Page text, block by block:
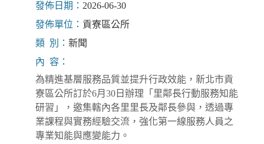
發佈日期： 2026-06-30
發佈單位： 貢寮區公所
類 別： 新聞
內 容：
為精進基層服務品質並提升行政效能，新北市貢
寮區公所訂於6月30日辦理「里鄰長行動服務知能
研習」，邀集轄內各里里長及鄰長參與，透過專
業課程與實務經驗交流，強化第一線服務人員之
專業知能與應變能力。